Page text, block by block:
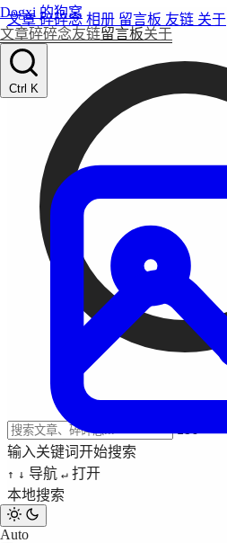
Dogxi 的狗窝
文章碎碎念友链留言板关于
Ctrl K
Auto
文章碎碎念 相册 留言板 友链 关于
ESC
输入关键词开始搜索
↑ ↓ 导航 ↵ 打开
本地搜索